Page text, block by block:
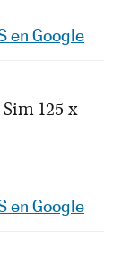
en Google
Sim 125 x
en Google